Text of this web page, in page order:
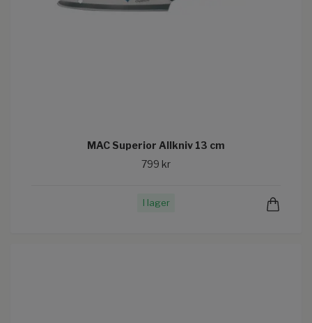
MAC Superior Allkniv 13 cm
799 kr
I lager